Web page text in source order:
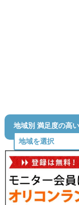
地域別 満足度の高